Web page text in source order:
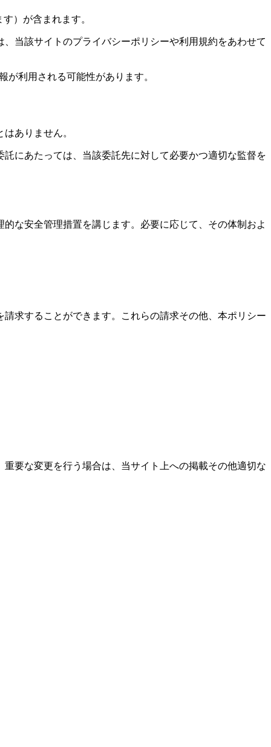
）が含まれます。
当該サイトのプライバシーポリシーや利用規約をあわせて
利用される可能性があります。
ありません。
にあたっては、当該委託先に対して必要かつ適切な監督を
な安全管理措置を講じます。必要に応じて、その体制およ
求することができます。これらの請求その他、本ポリシー
要な変更を行う場合は、当サイト上への掲載その他適切な